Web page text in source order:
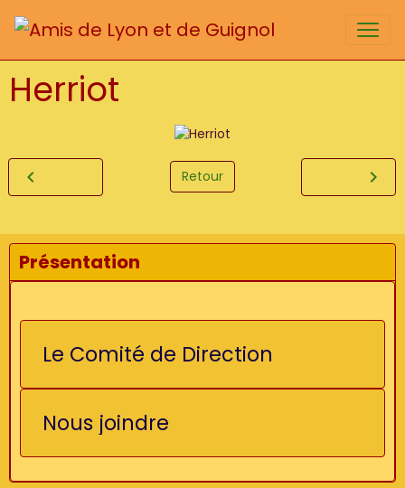
Herriot
Retour
Présentation
Le Comité de Direction
Nous joindre